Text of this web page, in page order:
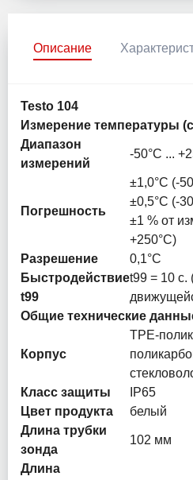
Описание
Testo 104
Измерение температуры
Диапазон
измерений
-50°C ...
Погрешность
±1,0°C (-
±0,5°C (-
±1 % от
+250°C)
Разрешение
0,1°C
Быстродействие
t99
t99 = 10 с.
Общие технические
Корпус
TPE-
Класс защиты
IP65
Цвет продукта
белый
Длина трубки
зонда
102 мм
Длина